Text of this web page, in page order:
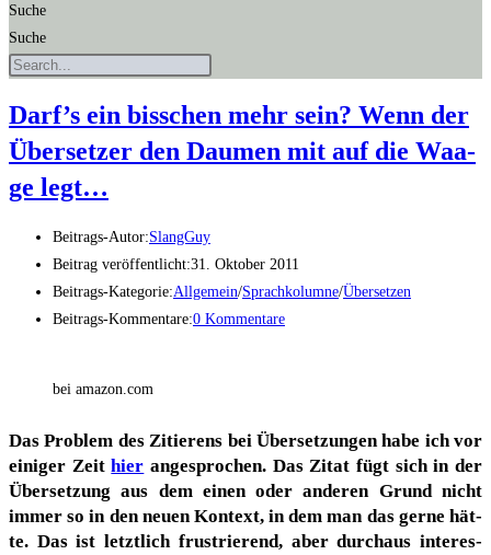
Suche
Suche
Darf’s ein biss­chen mehr sein? Wenn der
Über­set­zer den Dau­men mit auf die Waa­
ge legt…
Beitrags-Autor:SlangGuy
Beitrag veröffentlicht:31. Oktober 2011
Beitrags-Kategorie:Allgemein/Sprachkolumne/Übersetzen
Beitrags-Kommentare:0 Kommentare
bei amazon.com
Das Pro­blem des Zitie­rens bei Über­set­zun­gen habe ich vor
eini­ger Zeithier ange­spro­chen. Das Zitat fügt sich in der
Über­set­zung aus dem einen oder ande­ren Grund nicht
immer so in den neu­en Kon­text, in dem man das ger­ne hät­
te. Das ist letzt­lich frus­trie­rend, aber durch­aus inter­es­